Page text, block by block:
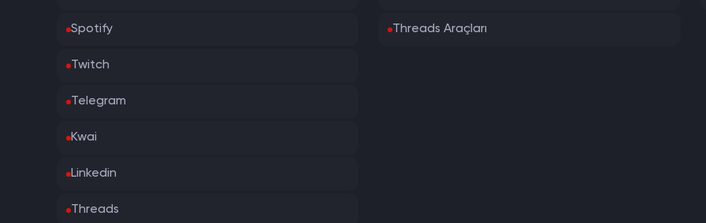
Spotify
Twitch
Telegram
Kwai
Linkedin
Threads
Threads Araçları